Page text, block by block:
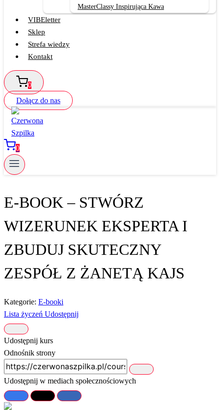
MasterClassy Inspirująca Kawa
VIBEletter
Sklep
Strefa wiedzy
Kontakt
0
Dołącz do nas
0
E-BOOK – STWÓRZ
WIZERUNEK EKSPERTA I
ZBUDUJ SKUTECZNY
ZESPÓŁ Z ŻANETĄ KAJS
Kategorie: E-booki
Lista życzeń Udostępnij
Udostępnij kurs
Odnośnik strony
Udostępnij w mediach społecznościowych